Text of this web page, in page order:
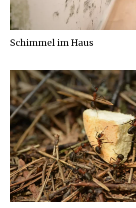
Schimmel im Haus